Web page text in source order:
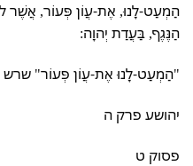
הַמְעַט-לָנוּ, אֶת-עֲוֹן פְּעוֹר, אֲשֶׁר
הַנֶּגֶף, בַּעֲדַת יְהוָה:
"הַמְעַט-לָנוּ אֶת-עֲוֹן פְּעוֹר" שרש
יהושע פרק ה
פסוק ט